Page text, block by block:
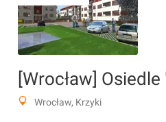
Wrocław, Krzyki